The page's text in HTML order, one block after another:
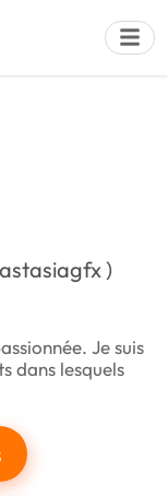
)
Je suis
dans lesquels